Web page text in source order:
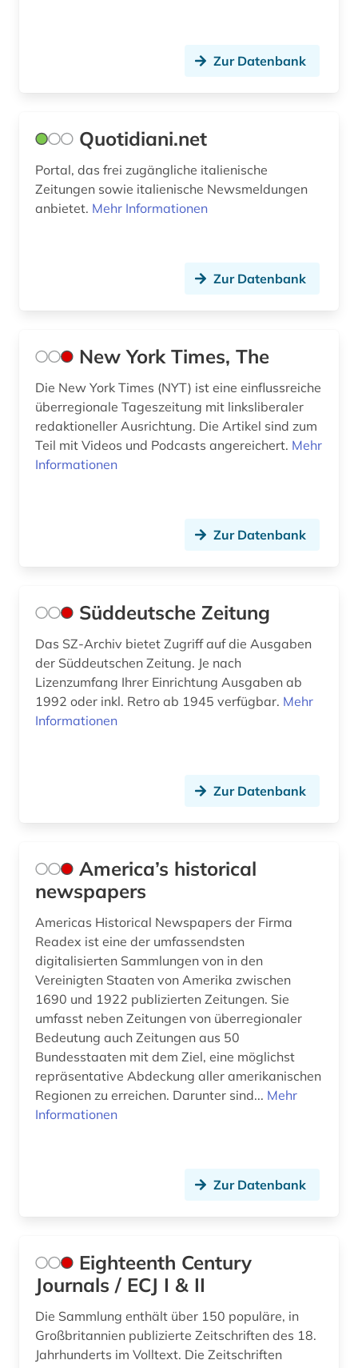
neuseeland (1)
new york (6)
new york times (1)
niederlande (5)
niederländisch (2)
nordirland (1)
norwegen (1)
ny (1)
nürnberg (2)
online-publikation (2)
ostwestfalen (1)
pakistan (1)
panama (1)
paris (3)
passau (2)
periodika (1)
perth (1)
politische berichterstattung (1)
politische philosophie (1)
politische presse (2)
politologie (1)
Zur Datenbank
Quotidiani.net
Portal, das frei zugängliche italienische
Zeitungen sowie italienische Newsmeldungen
anbietet. Mehr Informationen
Zur Datenbank
New York Times, The
Die New York Times (NYT) ist eine einflussreiche
überregionale Tageszeitung mit linksliberaler
redaktioneller Ausrichtung. Die Artikel sind zum
Teil mit Videos und Podcasts angereichert. Mehr
Informationen
Zur Datenbank
Süddeutsche Zeitung
Das SZ-Archiv bietet Zugriff auf die Ausgaben
der Süddeutschen Zeitung. Je nach
Lizenzumfang Ihrer Einrichtung Ausgaben ab
1992 oder inkl. Retro ab 1945 verfügbar. Mehr
Informationen
Zur Datenbank
America’s historical
newspapers
Americas Historical Newspapers der Firma
Readex ist eine der umfassendsten
digitalisierten Sammlungen von in den
Vereinigten Staaten von Amerika zwischen
1690 und 1922 publizierten Zeitungen. Sie
umfasst neben Zeitungen von überregionaler
Bedeutung auch Zeitungen aus 50
Bundesstaaten mit dem Ziel, eine möglichst
repräsentative Abdeckung aller amerikanischen
Regionen zu erreichen. Darunter sind... Mehr
Informationen
Zur Datenbank
Eighteenth Century
Journals / ECJ I & II
Die Sammlung enthält über 150 populäre, in
Großbritannien publizierte Zeitschriften des 18.
Jahrhunderts im Volltext. Die Zeitschriften